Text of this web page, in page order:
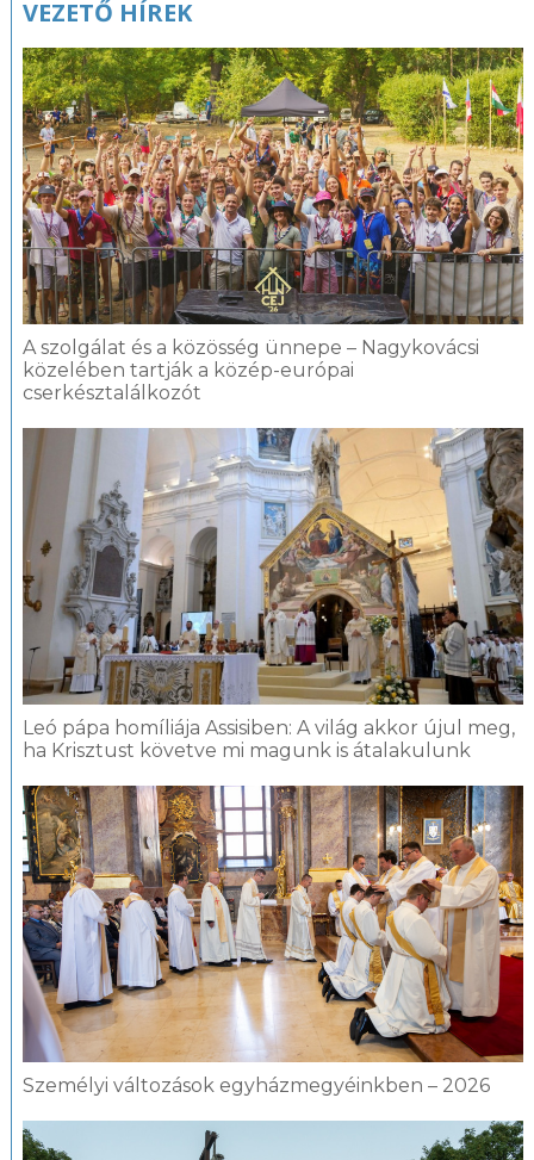
Kapcsolódó
VEZETŐ HÍREK
A szolgálat és a közösség ünnepe – Nagykovácsi
közelében tartják a közép-európai
cserkésztalálkozót
Leó pápa homíliája Assisiben: A világ akkor újul meg,
ha Krisztust követve mi magunk is átalakulunk
Személyi változások egyházmegyéinkben – 2026